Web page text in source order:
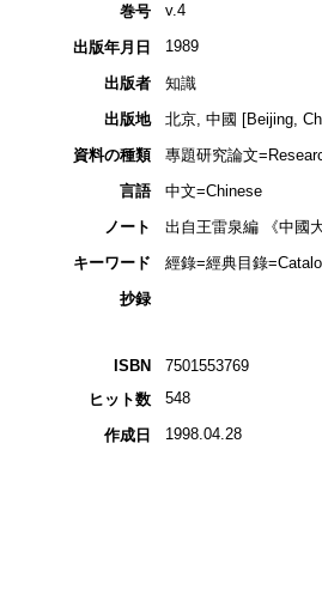
巻号
v.4
出版年月日 1989
出版者
知識
出版地
北京, 中國 [Beijing,
資料の種類
專題研究論文
言語
中文=Chinese
ノート
出自王雷泉編 《中國
キーワード
經錄=經典目錄
抄録
ISBN
7501553769
ヒット数
548
作成日 1998.04.28